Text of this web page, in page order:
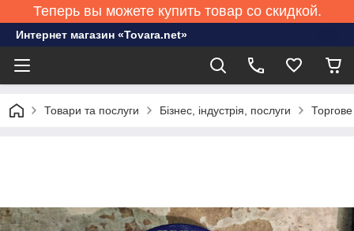
Теперь вы можете купить товар со скидкой.
Интернет магазин «Tovara.net»
Товари та послуги Бізнес, індустрія, послуги